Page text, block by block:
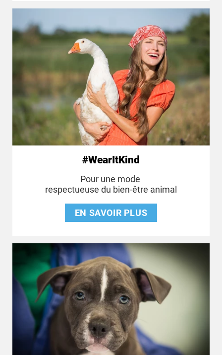
#WearItKind
Pour une mode
respectueuse du bien-être animal
EN SAVOIR PLUS